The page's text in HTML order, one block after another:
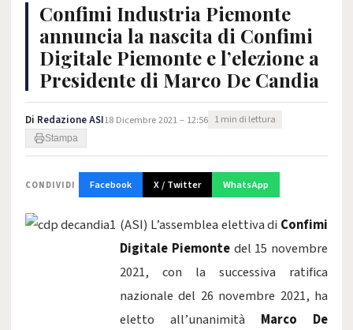
Confimi Industria Piemonte
annuncia la nascita di Confimi
Digitale Piemonte e l’elezione a
Presidente di Marco De Candia
Di Redazione ASI18 Dicembre 2021 – 12:56 1 min di lettura
Stampa
CONDIVIDI Facebook X / Twitter WhatsApp
(ASI) L’assemblea elettiva di Confimi
Digitale Piemontedel 15 novembre
2021, con la successiva ratifica
nazionale del 26 novembre 2021, ha
eletto all’unanimità Marco De